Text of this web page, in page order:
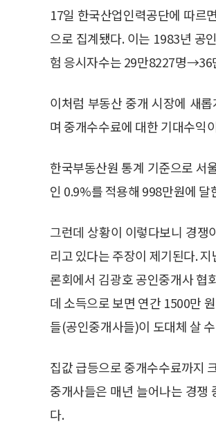
17일 한국산업인력공단에 따르
으로 집계됐다. 이는 1983년 공
험 응시자수는 29만8227명
이처럼 부동산 중개 시장에 새
며 중개수수료에 대한 기대수익
한국부동산원 통계 기준으로 서
인 0.9%를 적용해 998만원에
그런데 상황이 이렇다보니 경쟁
리고 있다는 주장이 제기된다.
론회에서 김광호 공인중개사 협
데 소득으로 보면 연간 1500만
들(공인중개사들)이 도대체 살
집값 급등으로 중개수수료까지
중개사들은 매년 늘어나는 경쟁
다.